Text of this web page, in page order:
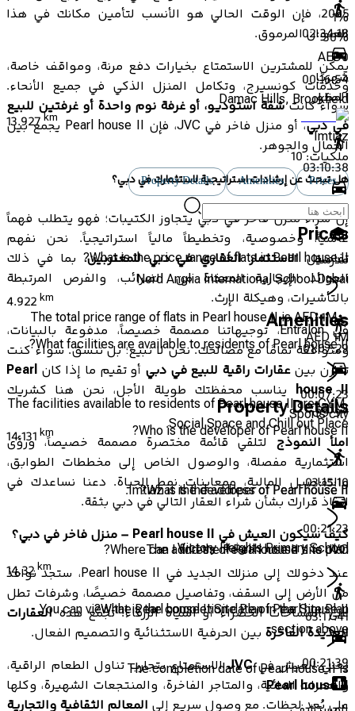
2025، فإن الوقت الحالي هو الأنسب لتأمين مكانك في هذا
العنوان المرموق.
يمكن للمشترين الاستمتاع بخيارات دفع مرنة، ومواقف خاصة،
وخدمات كونسيرج، وتكامل المنزل الذكي في جميع الأنحاء.
سواء كانتشقة استوديو، أو غرفة نوم واحدة أو غرفتين للبيع
في دبي
، أو منزل فاخر في JVC، فإن Pearl house II يجمع بين
الجمال والجوهر.
هل تبحث عن إرشادات استراتيجية لاستثمارك في دبي؟
إن شراء منزل فاخر في دبي يتجاوز الكتيبات؛ فهو يتطلب فهماً
عالمياً، وخصوصية، وتخطيطاً مالياً استراتيجياً. نحن نفهم
تفاصيلالاستثمار العقاري في دبي للمغتربين، بما في ذلك
العوائد الإيجارية المعفاة من الضرائب، والفرص المرتبطة
بالتأشيرات، وهيكلة الإرث.
في Entralon، توجيهاتنا مصممة خصيصاً، مدفوعة بالبيانات،
ومتوافقة تمامًا مع مصالحك. نحن لا نبيع؛ بل ننسق. سواء كنت
تقارن بينعقارات راقية للبيع في دبي أو تقيم ما إذا كان Pearl
house II يناسب محفظتك طويلة الأجل، نحن هنا كشريك
موثوق.
املأ النموذج لتلقي قائمة مختصرة مصممة خصيصاً، ورؤى
استثمارية مفصلة، والوصول الخاص إلى مخططات الطوابق،
والتفاصيل المالية، ومعاينات نمط الحياة. دعنا نساعدك في
اتخاذ قرارك بشأن شراء العقار التالي في دبي بثقة.
كيف سيكون العيش في Pearl house II – منزل فاخر في دبي؟
عند دخولك إلى منزلك الجديد في Pearl house II، ستجد نوافذ
من الأرض إلى السقف، وتفاصيل مصممة خصيصًا، وشرفات تطل
على المساحات الخضراء أو المياه الزرقاء! تجمع هذهالعقارات
الجديدة الفاخرة بين الحرفية الاستثنائية والتصميم الفعال.
يعني العيش فيJVCالاستمتاع بتجارب تناول الطعام الراقية،
والممرات المائية، والمتاجر الفاخرة، والمنتجعات الشهيرة، وكلها
على بُعد لحظات. مع وصول سريع إلى المعالم الثقافية والتجارية
02:34:18
00:16:54
Damac Hills, Brookfield
13.927km
03:10:38
00:20:53
مدرسة
Nord Anglia International School Dubai
4.922 km
01:07:29
00:07:23
Sports city
14.131 km
03:15:10
00:21:23
Victory Heights Primary School
14.32km
03:17:41
00:21:39
1%
30%
AED0
شهريًا
المطور
Imtiaz
ملكيات:10
Prices
Amenities
Property Details
Prices
What is the price range of flats in Pearl house II?
The total price range of flats in Pearl house II is AED 1M –
AED 1M
Amenities
What facilities are available to residents of Pearl house II?
The facilities available to residents of Pearl house II are GYM,
Social Space and Chill out Place.
Property Details
Who is the developer of Pearl house II?
Imtiaz is the developer of Pearl house II.
What is the address of Pearl house II?
The address of Pearl house II is JVC.
Where can I find the Pearl house II site plan?
You can view the Pearl house II Site Plan in the Site Plan
section above.
What is the completion date of Pearl house II?
The completion date of Pearl house II is
Pearl house II